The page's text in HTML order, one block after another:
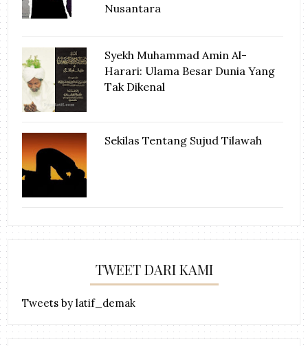
Nusantara
Syekh Muhammad Amin Al-
Harari: Ulama Besar Dunia Yang
Tak Dikenal
Sekilas Tentang Sujud Tilawah
TWEET DARI KAMI
Tweets by latif_demak